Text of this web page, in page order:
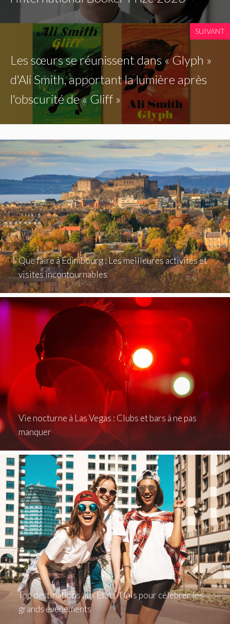
SUIVANT
Les sœurs se réunissent dans « Glyph »
d'Ali Smith, apportant la lumière après
l'obscurité de « Gliff »
Que faire à Édimbourg : Les meilleures activités et
visites incontournables
Vie nocturne à Las Vegas : Clubs et bars à ne pas
manquer
Top destinations aux États-Unis pour célébrer les
grands événements